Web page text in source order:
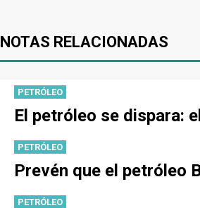
NOTAS RELACIONADAS
PETRÓLEO
El petróleo se dispara:
PETRÓLEO
Prevén que el petróleo
PETRÓLEO